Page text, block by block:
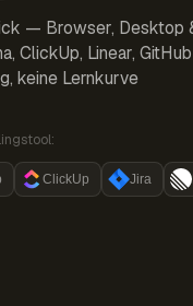
— Browser, Desktop
ClickUp, Linear,
keine Lernkurve
ClickUp Jira